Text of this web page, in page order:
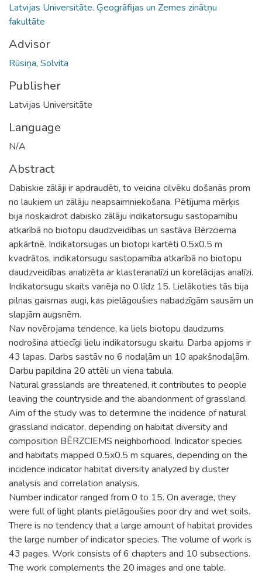
Latvijas Universitāte. Ģeogrāfijas un Zemes zinātņu
fakultāte
Advisor
Rūsiņa, Solvita
Publisher
Latvijas Universitāte
Language
N/A
Abstract
Dabiskie zālāji ir apdraudēti, to veicina cilvēku došanās prom
no laukiem un zālāju neapsaimniekošana. Pētījuma mērķis
bija noskaidrot dabisko zālāju indikatorsugu sastopamību
atkarībā no biotopu daudzveidības un sastāva Bērzciema
apkārtnē. Indikatorsugas un biotopi kartēti 0.5x0.5 m
kvadrātos, indikatorsugu sastopamība atkarībā no biotopu
daudzveidības analizēta ar klasteranalīzi un korelācijas analīzi.
Indikatorsugu skaits variēja no 0 līdz 15. Lielākoties tās bija
pilnas gaismas augi, kas pielāgoušies nabadzīgām sausām un
slapjām augsnēm.
Nav novērojama tendence, ka liels biotopu daudzums
nodrošina attiecīgi lielu indikatorsugu skaitu. Darba apjoms ir
43 lapas. Darbs sastāv no 6 nodaļām un 10 apakšnodaļām.
Darbu papildina 20 attēli un viena tabula.
Natural grasslands are threatened, it contributes to people
leaving the countryside and the abandonment of grassland.
Aim of the study was to determine the incidence of natural
grassland indicator, depending on habitat diversity and
composition BĒRZCIEMS neighborhood. Indicator species
and habitats mapped 0.5x0.5 m squares, depending on the
incidence indicator habitat diversity analyzed by cluster
analysis and correlation analysis.
Number indicator ranged from 0 to 15. On average, they
were full of light plants pielāgoušies poor dry and wet soils.
There is no tendency that a large amount of habitat provides
the large number of indicator species. The volume of work is
43 pages. Work consists of 6 chapters and 10 subsections.
The work complements the 20 images and one table.